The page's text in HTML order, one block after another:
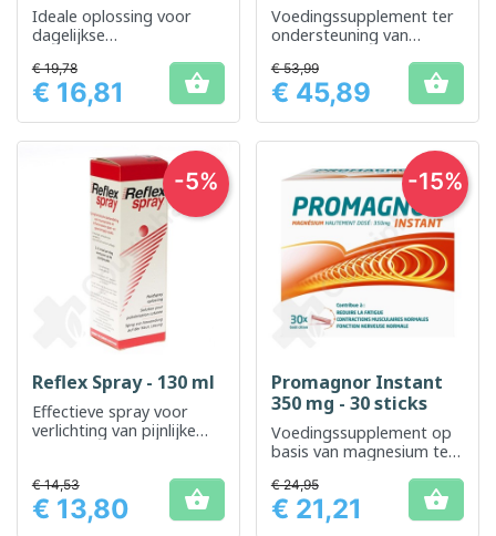
Ideale oplossing voor
dagelijkse
comfort.
Prijs
€ 19,78
€ 16,81 
Voedingssupplement ter
ondersteuning van
Prijs
€ 53,99
€ 45,89 
Reflex Spray - 130 ml
Effectieve spray voor
verlichting van pijnlijke
Prijs
€ 14,53
€ 13,80 
-5%
Promagnor Instant
350 mg - 30 sticks
Voedingssupplement op
basis van magnesium ter
vermoeidheid
Prijs
€ 24,95
€ 21,21 
-15%